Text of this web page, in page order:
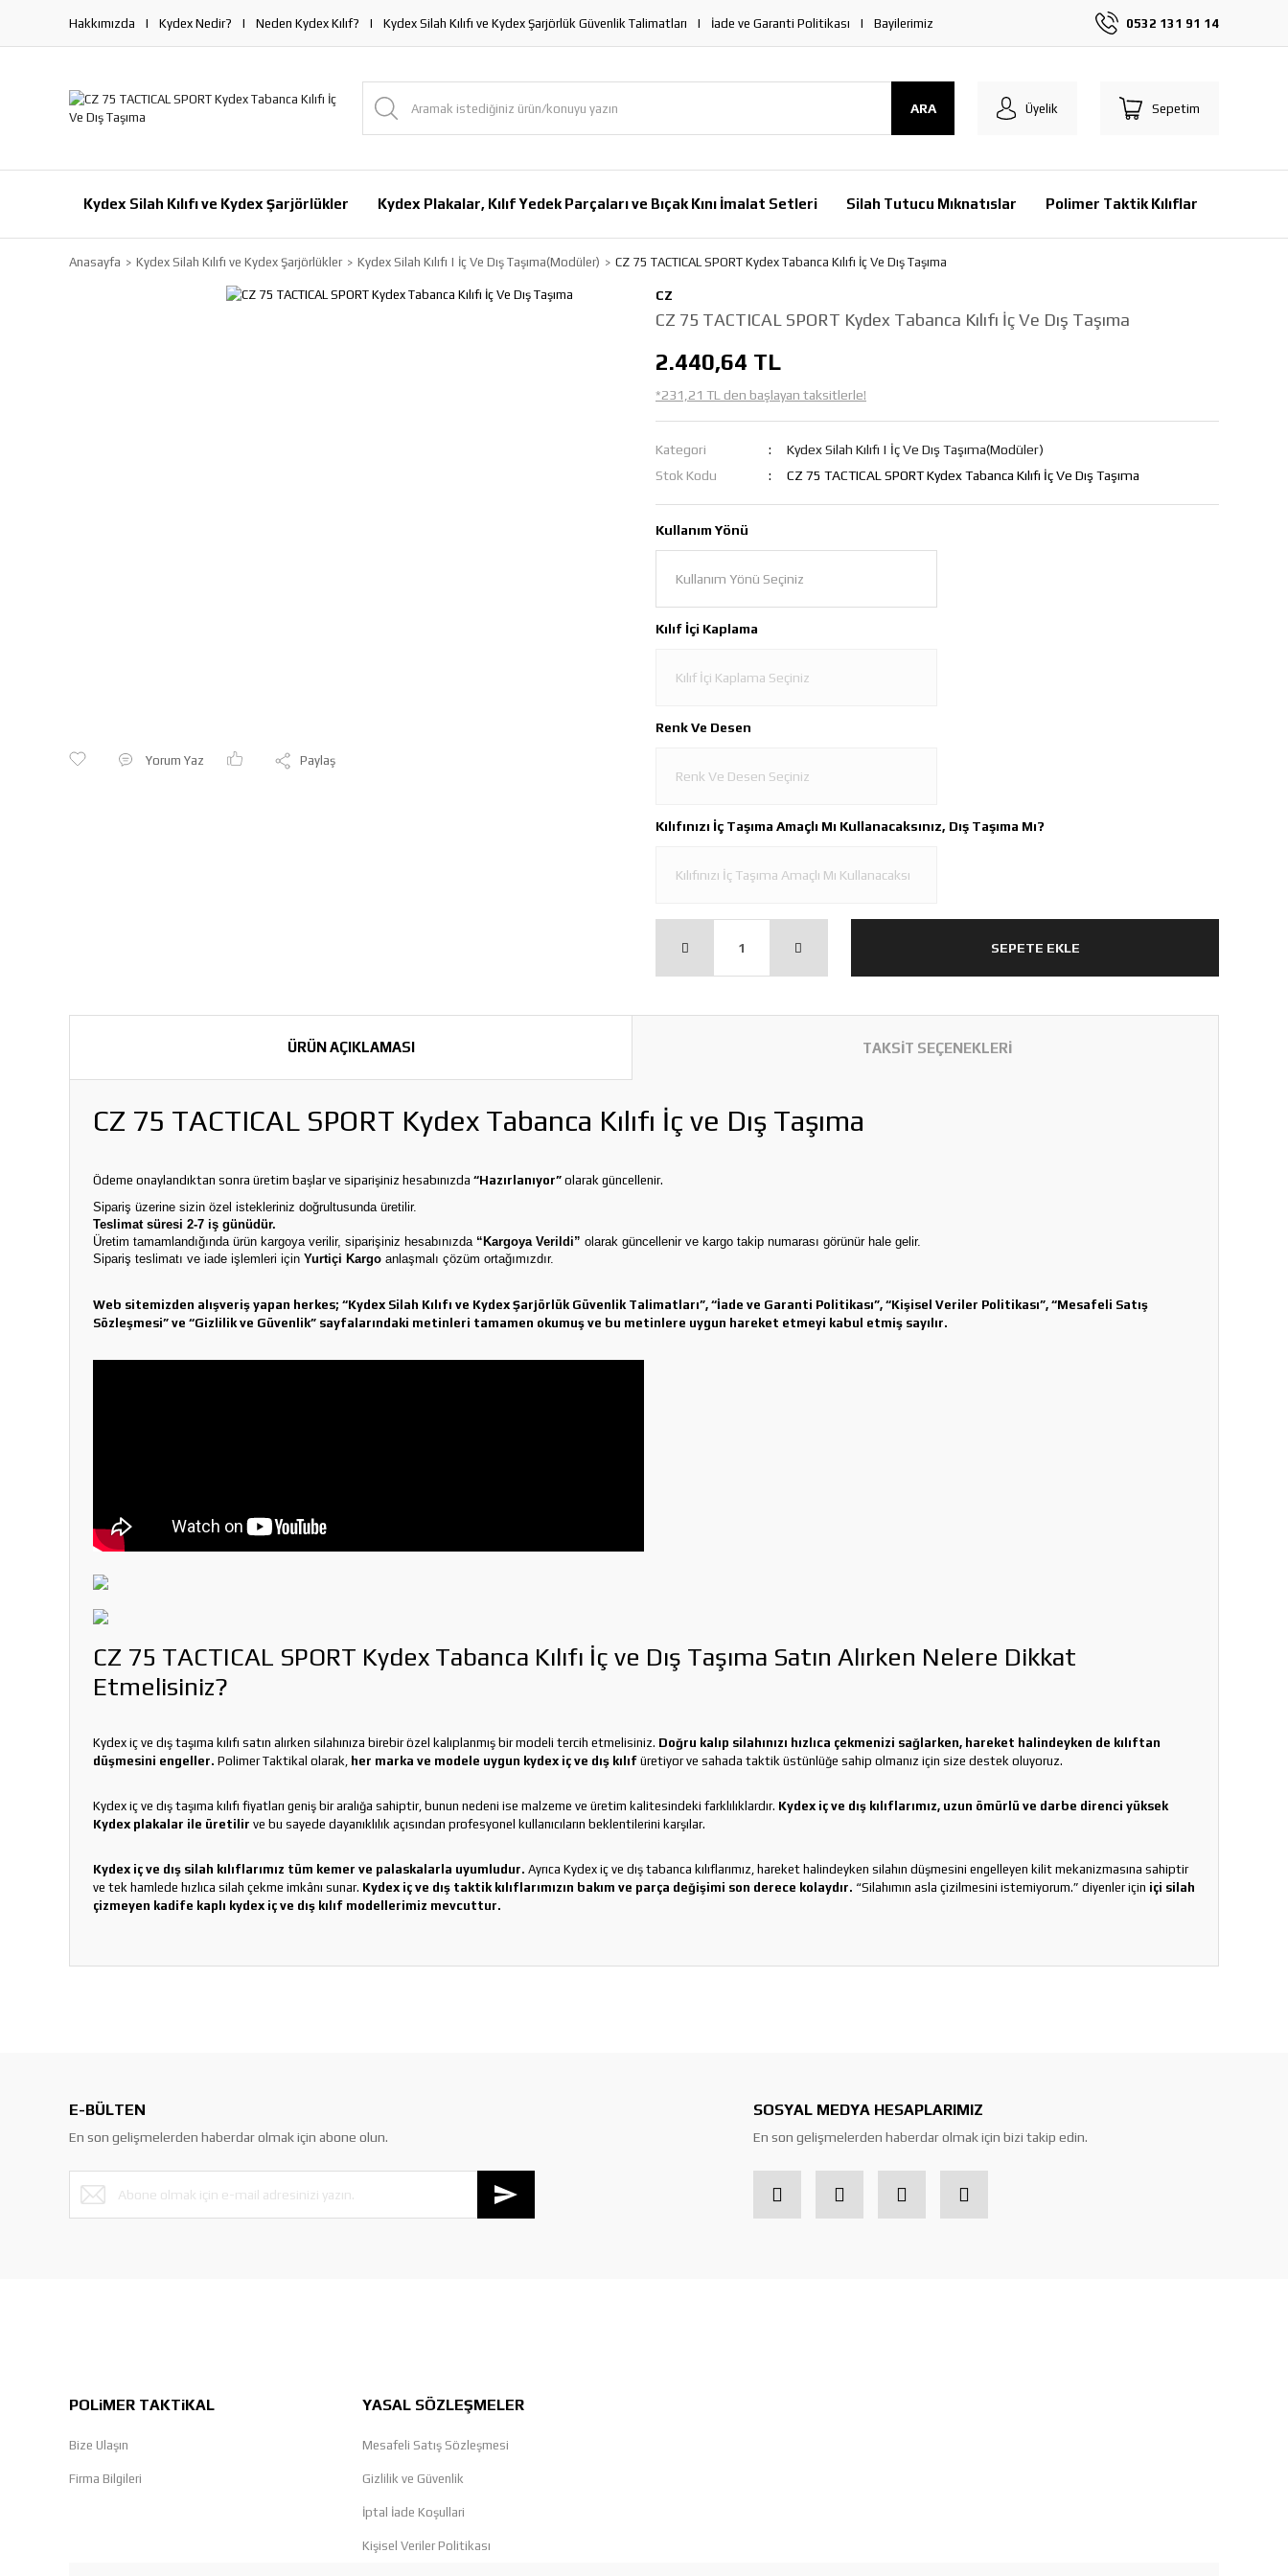
Hakkımızda Kydex Nedir? Neden Kydex Kılıf? Kydex Silah Kılıfı ve Kydex Şarjörlük Güvenlik Talimatları İade ve Garanti Politikası Bayilerimiz 0532 131 91 14
ARA Üyelik Sepetim
Kydex Silah Kılıfı ve Kydex Şarjörlükler Kydex Plakalar, Kılıf Yedek Parçaları ve Bıçak Kını İmalat Setleri Silah Tutucu Mıknatıslar Polimer Taktik Kılıflar
Anasayfa Kydex Silah Kılıfı ve Kydex Şarjörlükler Kydex Silah Kılıfı | İç Ve Dış Taşıma(Modüler) CZ 75 TACTICAL SPORT Kydex Tabanca Kılıfı İç Ve Dış Taşıma
Yorum Yaz Paylaş
CZ
CZ 75 TACTICAL SPORT Kydex Tabanca Kılıfı İç Ve Dış Taşıma
2.440,64 TL
*231,21 TL den başlayan taksitlerle!
Kategori
Kydex Silah Kılıfı | İç Ve Dış Taşıma(Modüler)
Stok Kodu
CZ 75 TACTICAL SPORT Kydex Tabanca Kılıfı İç Ve Dış Taşıma
Kullanım Yönü
Kılıf İçi Kaplama
Renk Ve Desen
Kılıfınızı İç Taşıma Amaçlı Mı Kullanacaksınız, Dış Taşıma Mı?
SEPETE EKLE
ÜRÜN AÇIKLAMASI TAKSİT SEÇENEKLERİ
CZ 75 TACTICAL SPORT Kydex Tabanca Kılıfı İç ve Dış Taşıma
Ödeme onaylandıktan sonra üretim başlar ve siparişiniz hesabınızda “Hazırlanıyor” olarak güncellenir.
Sipariş üzerine sizin özel istekleriniz doğrultusunda üretilir.
Teslimat süresi 2-7 iş günüdür.
Üretim tamamlandığında ürün kargoya verilir, siparişiniz hesabınızda “Kargoya Verildi” olarak güncellenir ve kargo takip numarası görünür hale gelir.
Sipariş teslimatı ve iade işlemleri için Yurtiçi Kargo anlaşmalı çözüm ortağımızdır.
Web sitemizden alışveriş yapan herkes; “Kydex Silah Kılıfı ve Kydex Şarjörlük Güvenlik Talimatları”, “İade ve Garanti Politikası”, “Kişisel Veriler Politikası”, “Mesafeli Satış
Sözleşmesi” ve “Gizlilik ve Güvenlik” sayfalarındaki metinleri tamamen okumuş ve bu metinlere uygun hareket etmeyi kabul etmiş sayılır.
CZ 75 TACTICAL SPORT Kydex Tabanca Kılıfı İç ve Dış Taşıma Satın Alırken Nelere Dikkat
Etmelisiniz?
Kydex iç ve dış taşıma kılıfı satın alırken silahınıza birebir özel kalıplanmış bir modeli tercih etmelisiniz. Doğru kalıp silahınızı hızlıca çekmenizi sağlarken, hareket halindeyken de kılıftan
düşmesini engeller. Polimer Taktikal olarak, her marka ve modele uygun kydex iç ve dış kılıf üretiyor ve sahada taktik üstünlüğe sahip olmanız için size destek oluyoruz.
Kydex iç ve dış taşıma kılıfı fiyatları geniş bir aralığa sahiptir, bunun nedeni ise malzeme ve üretim kalitesindeki farklılıklardır. Kydex iç ve dış kılıflarımız, uzun ömürlü ve darbe direnci yüksek
Kydex plakalar ile üretilir ve bu sayede dayanıklılık açısından profesyonel kullanıcıların beklentilerini karşılar.
Kydex iç ve dış silah kılıflarımız tüm kemer ve palaskalarla uyumludur. Ayrıca Kydex iç ve dış tabanca kılıflarımız, hareket halindeyken silahın düşmesini engelleyen kilit mekanizmasına sahiptir
ve tek hamlede hızlıca silah çekme imkânı sunar. Kydex iç ve dış taktik kılıflarımızın bakım ve parça değişimi son derece kolaydır. “Silahımın asla çizilmesini istemiyorum.” diyenler için içi silah
çizmeyen kadife kaplı kydex iç ve dış kılıf modellerimiz mevcuttur.
E-BÜLTEN
En son gelişmelerden haberdar olmak için abone olun.
SOSYAL MEDYA HESAPLARIMIZ
En son gelişmelerden haberdar olmak için bizi takip edin.
POLiMER TAKTiKAL
Bize Ulaşın
Firma Bilgileri
YASAL SÖZLEŞMELER
Mesafeli Satış Sözleşmesi
Gizlilik ve Güvenlik
İptal İade Koşullari
Kişisel Veriler Politikası